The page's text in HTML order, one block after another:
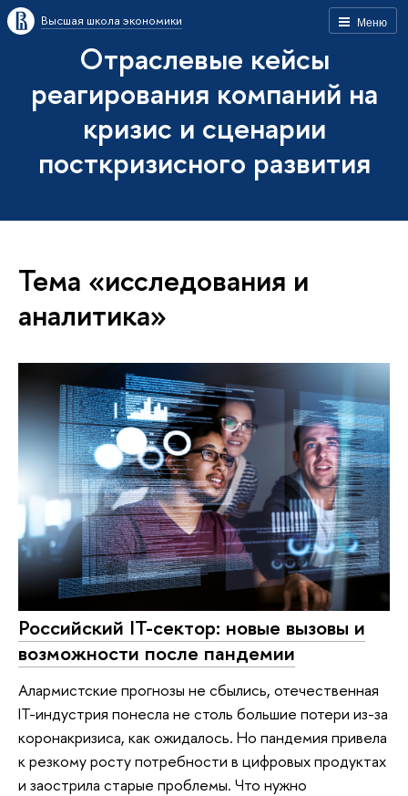
Меню
Высшая школа экономики
Отраслевые кейсы
реагирования компаний на
кризис и сценарии
посткризисного развития
Тема «исследования и
аналитика»
Российский IT-сектор: новые вызовы и
возможности после пандемии
Алармистские прогнозы не сбылись, отечественная
IT-индустрия понесла не столь большие потери из-за
коронакризиса, как ожидалось. Но пандемия привела
к резкому росту потребности в цифровых продуктах
и заострила старые проблемы. Что нужно